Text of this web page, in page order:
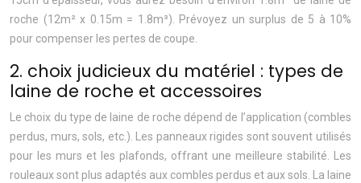
roche (12m² x 0.15m = 1.8m³). Prévoyez un surplus de 5 à 10%
pour compenser les pertes de coupe.
2. choix judicieux du matériel : types de
laine de roche et accessoires
Le choix du type de laine de roche dépend de l’application (combles
perdus, murs, sols, etc.). Les panneaux rigides sont souvent utilisés
pour les murs et les plafonds, offrant une meilleure stabilité. Les
rouleaux sont plus adaptés aux combles perdus et aux sols. La laine